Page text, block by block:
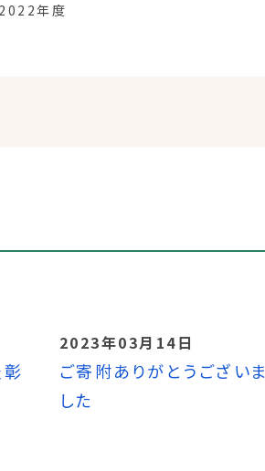
2022年度
2023年03月14日
ご寄附ありがとうございま
した